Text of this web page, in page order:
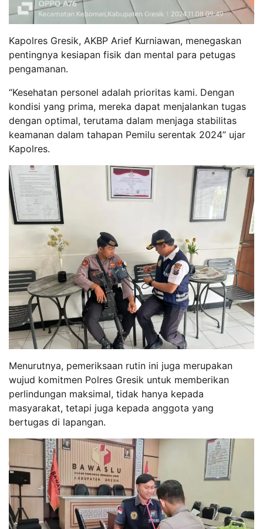
Kapolres Gresik, AKBP Arief Kurniawan, menegaskan
pentingnya kesiapan fisik dan mental para petugas
pengamanan.
“Kesehatan personel adalah prioritas kami. Dengan
kondisi yang prima, mereka dapat menjalankan tugas
dengan optimal, terutama dalam menjaga stabilitas
keamanan dalam tahapan Pemilu serentak 2024” ujar
Kapolres.
Menurutnya, pemeriksaan rutin ini juga merupakan
wujud komitmen Polres Gresik untuk memberikan
perlindungan maksimal, tidak hanya kepada
masyarakat, tetapi juga kepada anggota yang
bertugas di lapangan.